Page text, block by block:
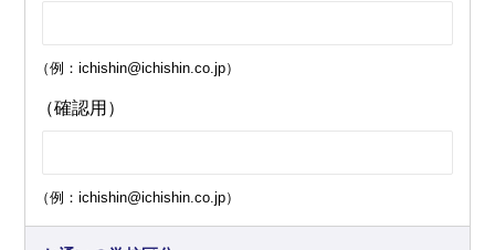
（例：ichishin@ichishin.co.jp）
（確認用）
（例：ichishin@ichishin.co.jp）